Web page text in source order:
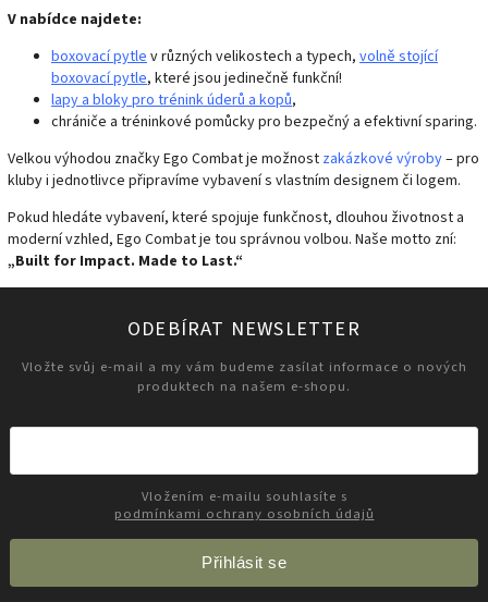
V nabídce najdete:
boxovací pytlev různých velikostech a typech, volně stojící
boxovací pytle, které jsou jedinečně funkční!
lapy a bloky pro trénink úderů a kopů,
chrániče a tréninkové pomůcky pro bezpečný a efektivní sparing.
Velkou výhodou značky Ego Combat je možnost zakázkové výroby– pro
kluby i jednotlivce připravíme vybavení s vlastním designem či logem.
Pokud hledáte vybavení, které spojuje funkčnost, dlouhou životnost a
moderní vzhled, Ego Combat je tou správnou volbou. Naše motto zní:
„Built for Impact. Made to Last.“
ODEBÍRAT NEWSLETTER
Vložte svůj e-mail a my vám budeme zasílat informace o nových
produktech na našem e-shopu.
podmínkami ochrany osobních údajů
Přihlásit se